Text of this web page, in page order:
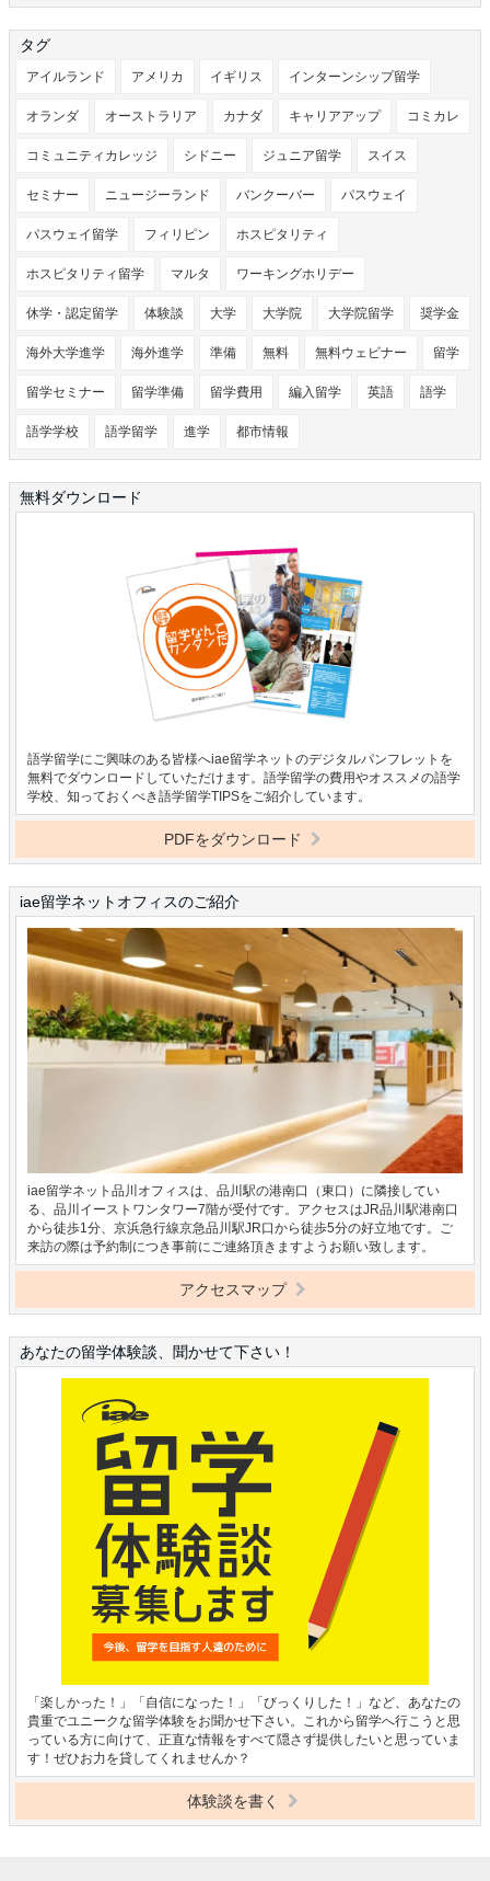
タグ
アイルランド アメリカ イギリス インターンシップ留学
オランダ オーストラリア カナダ キャリアアップ コミカレ
コミュニティカレッジ シドニー ジュニア留学 スイス
セミナー ニュージーランド バンクーバー パスウェイ
パスウェイ留学 フィリピン ホスピタリティ
ホスピタリティ留学 マルタ ワーキングホリデー
休学・認定留学 体験談 大学 大学院 大学院留学 奨学金
海外大学進学 海外進学 準備 無料 無料ウェビナー 留学
留学セミナー 留学準備 留学費用 編入留学 英語 語学
語学学校 語学留学 進学 都市情報
無料ダウンロード
語学留学にご興味のある皆様へiae留学ネットのデジタルパンフレットを
無料でダウンロードしていただけます。語学留学の費用やオススメの語学
学校、知っておくべき語学留学TIPSをご紹介しています。
PDFをダウンロード
iae留学ネットオフィスのご紹介
iae留学ネット品川オフィスは、品川駅の港南口（東口）に隣接してい
る、品川イーストワンタワー7階が受付です。アクセスはJR品川駅港南口
から徒歩1分、京浜急行線京急品川駅JR口から徒歩5分の好立地です。ご
来訪の際は予約制につき事前にご連絡頂きますようお願い致します。
アクセスマップ
あなたの留学体験談、聞かせて下さい！
「楽しかった！」「自信になった！」「びっくりした！」など、あなたの
貴重でユニークな留学体験をお聞かせ下さい。これから留学へ行こうと思
っている方に向けて、正直な情報をすべて隠さず提供したいと思っていま
す！ぜひお力を貸してくれませんか？
体験談を書く